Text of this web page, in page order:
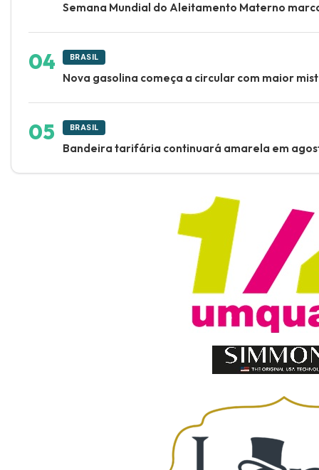
Semana Mundial do Aleitamento Materno
BRASIL
Nova gasolina começa a circular com maior
BRASIL
Bandeira tarifária continuará amarela em